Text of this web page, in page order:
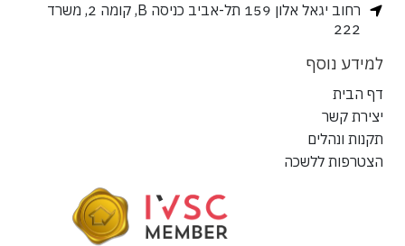
רחוב יגאל אלון 159 תל-אביב כניסה B, קומה 2, משרד
222
למידע נוסף
דף הבית
יצירת קשר
תקנות ונהלים
הצטרפות ללשכה